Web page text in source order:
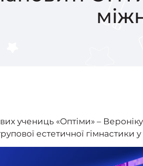
учениць «Оптіми» –
естетичної гімнастики у